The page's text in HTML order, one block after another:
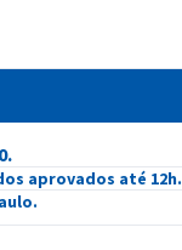
aprovados até 12h.